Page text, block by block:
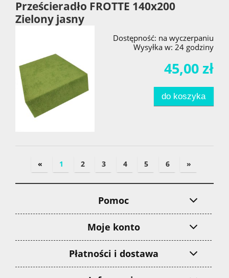
Prześcieradło FROTTE 140x200
Zielony jasny
Dostępność: na wyczerpaniu
Wysyłka w: 24 godziny
45,00 zł
do koszyka
« 1 2 3 4 5 6 »
Pomoc
Moje konto
Płatności i dostawa